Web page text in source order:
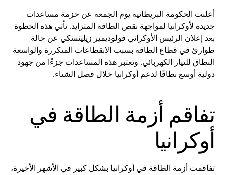
أعلنت الحكومة البريطانية يوم الجمعة عن حزمة مساعدات
جديدة لأوكرانيا لمواجهة نقص الطاقة المتزايد. تأتي هذه الخطوة
بعد إعلان الرئيس الأوكراني فولوديمير زيلينسكي عن حالة
طوارئ في قطاع الطاقة بسبب الانقطاعات المتكررة والواسعة
النطاق للتيار الكهربائي. وتعتبر هذه المساعدات جزءًا من جهود
دولية أوسع نطاقًا لدعم أوكرانيا خلال فصل الشتاء.
تفاقم أزمة الطاقة في
أوكرانيا
تفاقمت أزمة الطاقة في أوكرانيا بشكل كبير في الأشهر الأخيرة،